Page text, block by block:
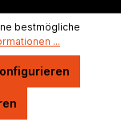
bestmögliche
...